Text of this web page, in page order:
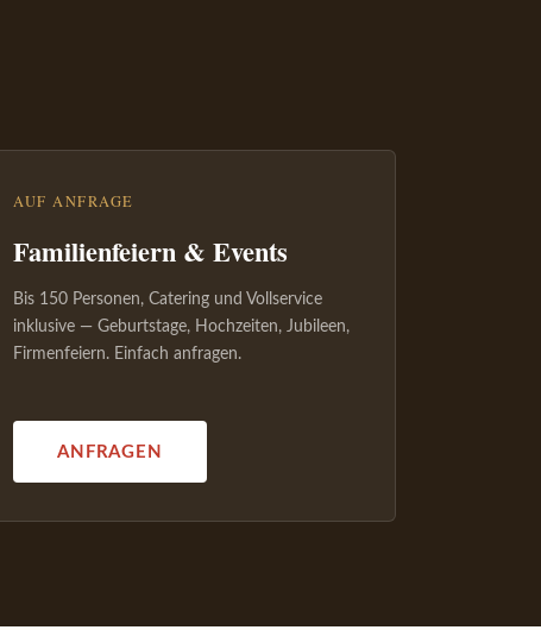
AUF ANFRAGE
Familienfeiern & Events
Bis 150 Personen, Catering und Vollservice
inklusive — Geburtstage, Hochzeiten, Jubileen,
Firmenfeiern. Einfach anfragen.
ANFRAGEN